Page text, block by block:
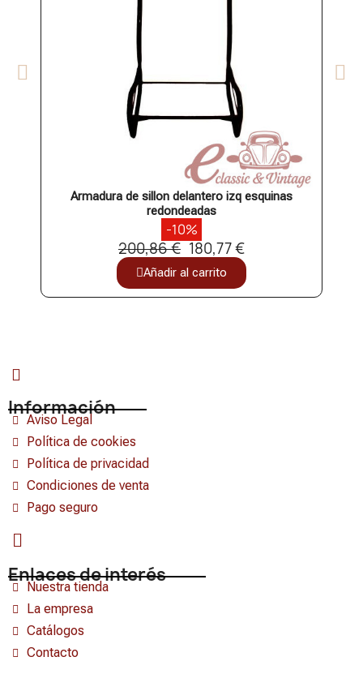
Armadura de sillon delantero izq esquinas
redondeadas
-10%
200,86 € 180,77 €
Añadir al carrito
Información
Aviso Legal
Política de cookies
Política de privacidad
Condiciones de venta
Pago seguro
Enlaces de interés
Nuestra tienda
La empresa
Catálogos
Contacto